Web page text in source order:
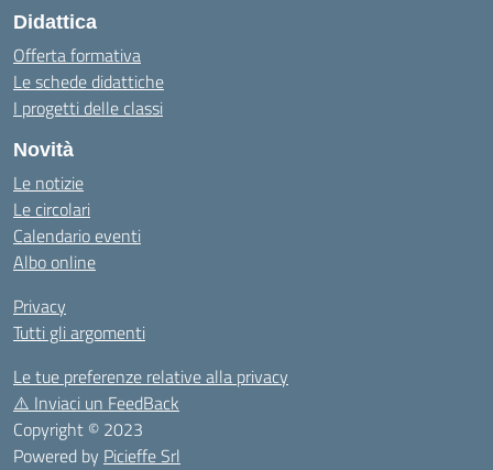
Didattica
Offerta formativa
Le schede didattiche
I progetti delle classi
Novità
Le notizie
Le circolari
Calendario eventi
Albo online
Privacy
Tutti gli argomenti
Le tue preferenze relative alla privacy
⚠️ Inviaci un FeedBack
Copyright © 2023
Powered by Picieffe Srl